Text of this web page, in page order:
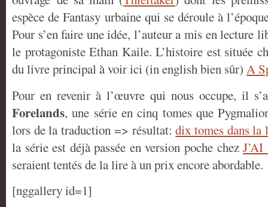
espèce de Fantasy urbaine qui se déroule à
Pour s’en faire une idée, l’auteur a mis en lecture
le protagoniste Ethan Kaile. L’histoire est située
du livre principal à voir ici (in english bien sûr) A
Pour en revenir à l’œuvre qui nous occupe, il
Forelands, une série en cinq tomes que
lors de la traduction => résultat:dix tomes dans la
la série est déjà passée en version poche chez
seraient tentés de la lire à un prix encore abordable.
[nggallery id=1]